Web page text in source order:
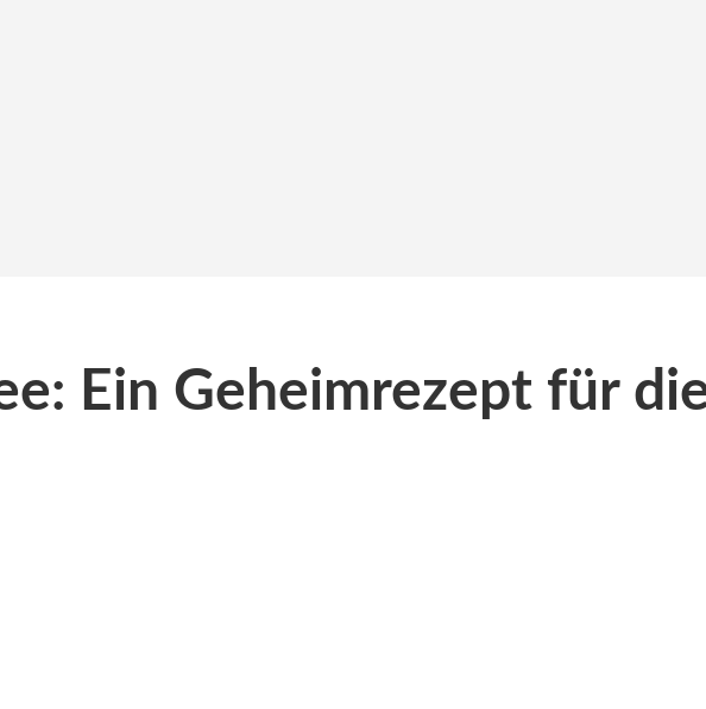
Ein Geheimrezept für